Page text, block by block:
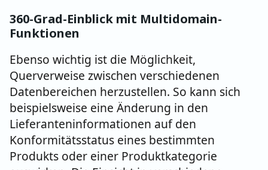
360-Grad-Einblick mit Multidomain-
Funktionen
Ebenso wichtig ist die Möglichkeit,
Querverweise zwischen verschiedenen
Datenbereichen herzustellen. So kann sich
beispielsweise eine Änderung in den
Lieferanteninformationen auf den
Konformitätsstatus eines bestimmten
Produkts oder einer Produktkategorie